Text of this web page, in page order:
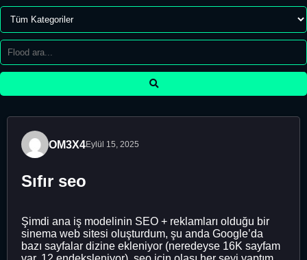
OM3X4Eylül 15, 2025
Sıfır seo
Şimdi ana iş modelinin SEO + reklamları olduğu bir
sinema web sitesi oluşturdum, şu anda Google’da
bazı sayfalar dizine ekleniyor (neredeyse 16K sayfam